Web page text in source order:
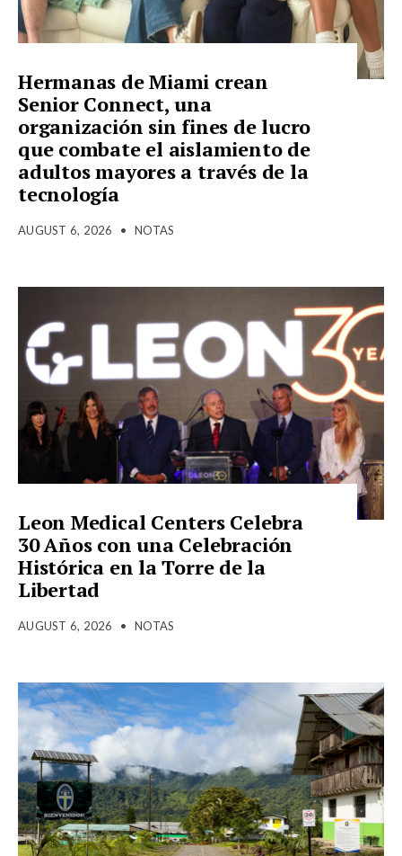
Hermanas de Miami crean
Senior Connect, una
organización sin fines de lucro
que combate el aislamiento de
adultos mayores a través de la
tecnología
AUGUST 6, 2026 • NOTAS
Leon Medical Centers Celebra
30 Años con una Celebración
Histórica en la Torre de la
Libertad
AUGUST 6, 2026 • NOTAS